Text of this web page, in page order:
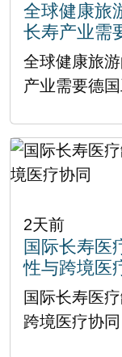
全球健康旅
长寿产业需
全球健康旅
产业需要德
2天前
国际长寿医
性与跨境医
国际长寿医
跨境医疗协同